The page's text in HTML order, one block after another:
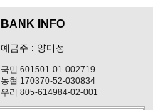
BANK INFO
예금주 : 양미정
국민 601501-01-002719
농협 170370-52-030834
우리 805-614984-02-001